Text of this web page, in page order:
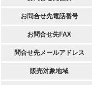
お問合せ先電話番号
お問合せ先FAX
問合せ先メールアドレス
販売対象地域